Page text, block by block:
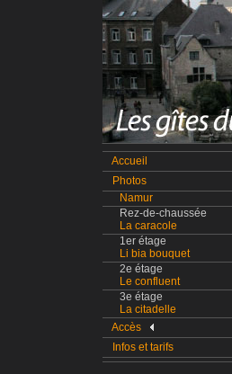
Accueil
Photos
Namur
Rez-de-chaussée
La caracole
1er étage
Li bia bouquet
2e étage
Le confluent
3e étage
La citadelle
Accès
Infos et tarifs